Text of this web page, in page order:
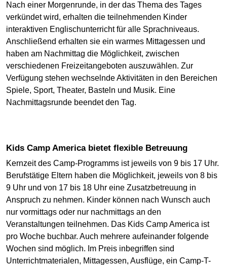
Nach einer Morgenrunde, in der das Thema des Tages
verkündet wird, erhalten die teilnehmenden Kinder
interaktiven Englischunterricht für alle Sprachniveaus.
Anschließend erhalten sie ein warmes Mittagessen und
haben am Nachmittag die Möglichkeit, zwischen
verschiedenen Freizeitangeboten auszuwählen. Zur
Verfügung stehen wechselnde Aktivitäten in den Bereichen
Spiele, Sport, Theater, Basteln und Musik. Eine
Nachmittagsrunde beendet den Tag.
Kids Camp America bietet flexible Betreuung
Kernzeit des Camp-Programms ist jeweils von 9 bis 17 Uhr.
Berufstätige Eltern haben die Möglichkeit, jeweils von 8 bis
9 Uhr und von 17 bis 18 Uhr eine Zusatzbetreuung in
Anspruch zu nehmen. Kinder können nach Wunsch auch
nur vormittags oder nur nachmittags an den
Veranstaltungen teilnehmen. Das Kids Camp America ist
pro Woche buchbar. Auch mehrere aufeinander folgende
Wochen sind möglich. Im Preis inbegriffen sind
Unterrichtmaterialen, Mittagessen, Ausflüge, ein Camp-T-